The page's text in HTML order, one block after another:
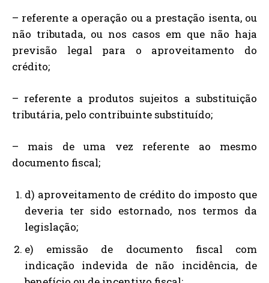
– referente a operação ou a prestação isenta, ou
não tributada, ou nos casos em que não haja
previsão legal para o aproveitamento do
crédito;
– referente a produtos sujeitos a substituição
tributária, pelo contribuinte substituído;
– mais de uma vez referente ao mesmo
documento fiscal;
d) aproveitamento de crédito do imposto que
deveria ter sido estornado, nos termos da
legislação;
e) emissão de documento fiscal com
indicação indevida de não incidência, de